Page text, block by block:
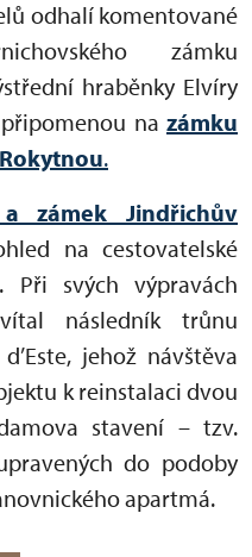
odhalí komentované
zámku
hraběnky Elvíry
na zámku
.
zámek Jindřichův
na cestovatelské
Při svých výpravách
následník trůnu
jehož návštěva
k reinstalaci dvou
stavení – tzv.
do podoby
apartmá.